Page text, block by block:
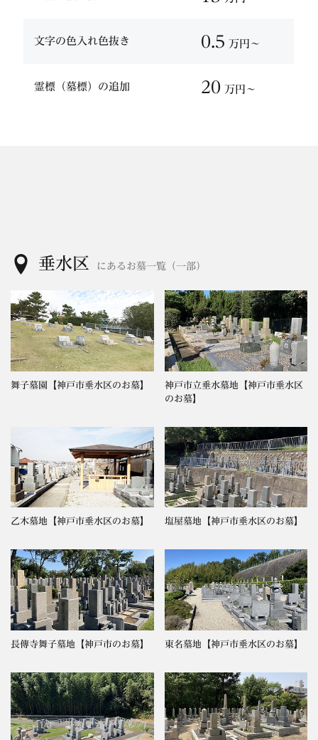
文字の色入れ色抜き 0.5 万円〜
霊標（墓標）の追加 20 万円〜
垂水区 にあるお墓一覧（一部）
舞子墓園【神戸市垂水区のお墓】
神戸市立垂水墓地【神戸市垂水区
のお墓】
乙木墓地【神戸市垂水区のお墓】 塩屋墓地【神戸市垂水区のお墓】
長傳寺舞子墓地【神戸市のお墓】 東名墓地【神戸市垂水区のお墓】